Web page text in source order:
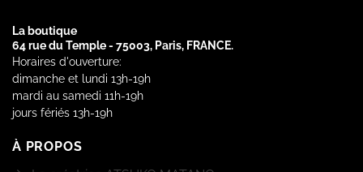
La boutique
64 rue du Temple - 75003, Paris, FRANCE.
Horaires d'ouverture:
dimanche et lundi 13h-19h
mardi au samedi 11h-19h
jours fériés 13h-19h
À PROPOS